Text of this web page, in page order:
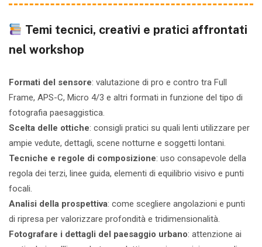
Temi tecnici, creativi e pratici affrontati
nel workshop
Formati del sensore: valutazione di pro e contro tra Full
Frame, APS-C, Micro 4/3 e altri formati in funzione del tipo di
fotografia paesaggistica.
Scelta delle ottiche: consigli pratici su quali lenti utilizzare per
ampie vedute, dettagli, scene notturne e soggetti lontani.
Tecniche e regole di composizione: uso consapevole della
regola dei terzi, linee guida, elementi di equilibrio visivo e punti
focali.
Analisi della prospettiva: come scegliere angolazioni e punti
di ripresa per valorizzare profondità e tridimensionalità.
Fotografare i dettagli del paesaggio urbano: attenzione ai